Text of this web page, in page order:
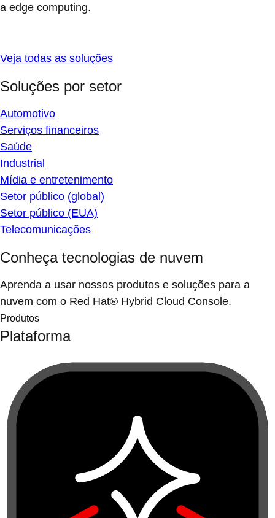
a edge computing.
Veja todas as soluções
Soluções por setor
Automotivo
Serviços financeiros
Saúde
Industrial
Mídia e entretenimento
Setor público (global)
Setor público (EUA)
Telecomunicações
Conheça tecnologias de nuvem
Aprenda a usar nossos produtos e soluções para a
nuvem com o Red Hat® Hybrid Cloud Console.
Produtos
Plataforma